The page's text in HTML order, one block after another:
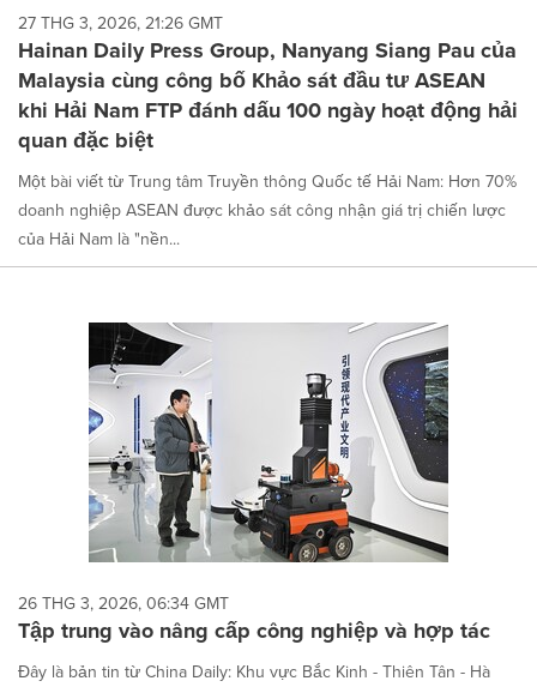
27 THG 3, 2026, 21:26 GMT
Hainan Daily Press Group, Nanyang Siang Pau của
Malaysia cùng công bố Khảo sát đầu tư ASEAN
khi Hải Nam FTP đánh dấu 100 ngày hoạt động hải
quan đặc biệt
Một bài viết từ Trung tâm Truyền thông Quốc tế Hải Nam: Hơn 70%
doanh nghiệp ASEAN được khảo sát công nhận giá trị chiến lược
của Hải Nam là "nền...
26 THG 3, 2026, 06:34 GMT
Tập trung vào nâng cấp công nghiệp và hợp tác
Đây là bản tin từ China Daily: Khu vực Bắc Kinh - Thiên Tân - Hà